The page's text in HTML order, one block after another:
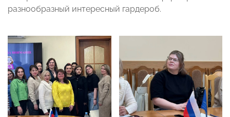
разнообразный интересный гардероб.